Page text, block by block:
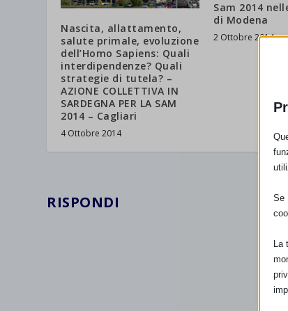
Nascita, allattamento,
salute primale, evoluzione
dell’Homo Sapiens: Quali
interdipendenze? Quali
strategie di tutela? –
AZIONE COLLETTIVA IN
SARDEGNA PER LA SAM
2014 – Cagliari
4 Ottobre 2014
Sam 2014
di Modena
2 Ottobre 2014
RISPONDI
Se
La